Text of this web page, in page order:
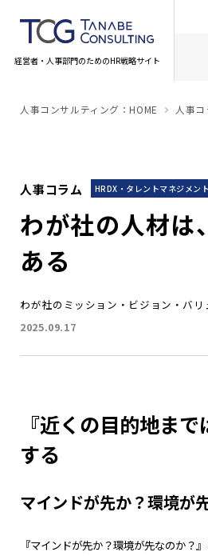
経営者・人事部門のためのHR戦略サイト
人事コンサルティング：HOME 人事コ
人事コラム HRDX・タレントマネジメント
わが社の人材は
ある
わが社のミッション・ビジョン・バ
2025.09.17
『近くの目的地ま
する
マインドが先か？環境が
『マインドが先か？環境が先なのか？